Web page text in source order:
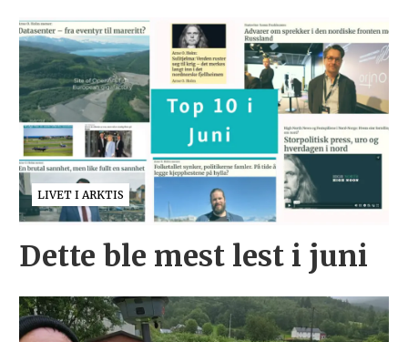
LIVET I ARKTIS
Dette ble mest lest i juni